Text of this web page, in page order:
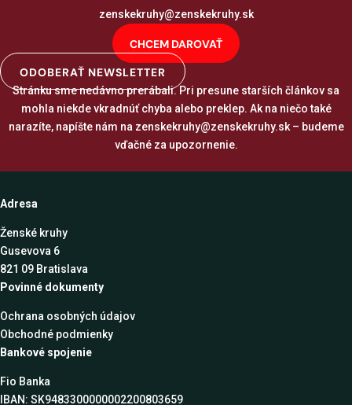
zenskekruhy@zenskekruhy.sk
CHCEM DAROVAŤ
ODOBERAŤ NEWSLETTER
Stránku sme nedávno prerábali. Pri presune starších článkov sa
mohla niekde vkradnúť chyba alebo preklep. Ak na niečo také
narazíte, napíšte nám na zenskekruhy@zenskekruhy.sk– budeme
vďačné za upozornenie.
Adresa
Ženské kruhy
Gusevova 6
821 09 Bratislava
Povinné dokumenty
Ochrana osobných údajov
Obchodné podmienky
Bankové spojenie
Fio Banka
IBAN: SK9483300000002200803659